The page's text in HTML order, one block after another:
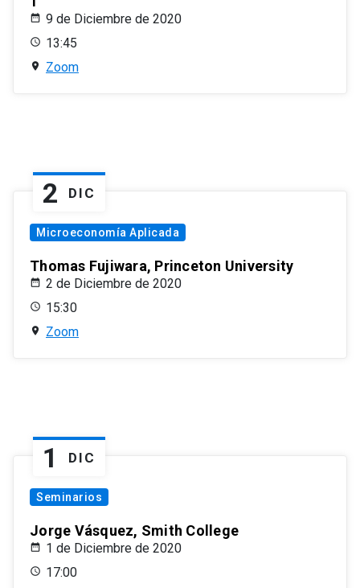
9 de Diciembre de 2020
13:45
Zoom
2 DIC
Microeconomía Aplicada
Thomas Fujiwara, Princeton University
2 de Diciembre de 2020
15:30
Zoom
1 DIC
Seminarios
Jorge Vásquez, Smith College
1 de Diciembre de 2020
17:00